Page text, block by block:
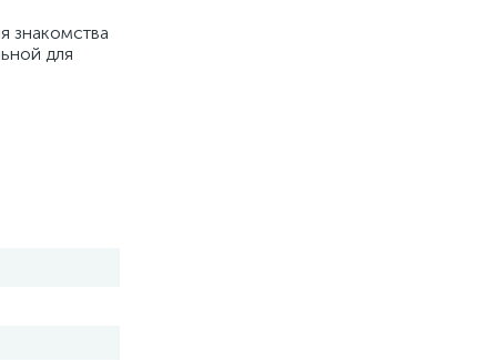
знакомства
для